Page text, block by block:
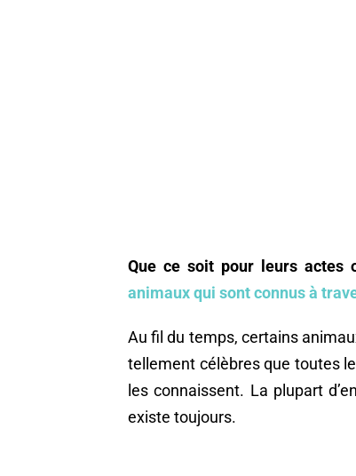
Que ce soit pour leurs actes
animaux qui sont connus à
Au fil du temps, certains
tellement célèbres que toutes
les connaissent. La plupart
existe toujours.